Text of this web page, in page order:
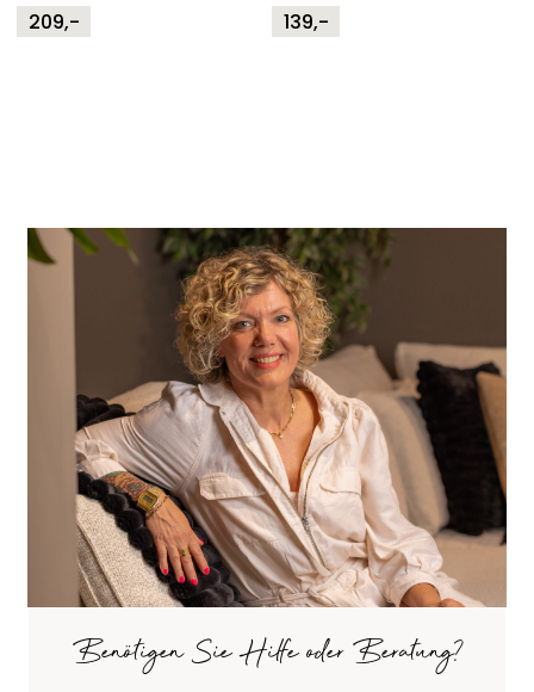
209,- 139,-
Benötigen Sie Hilfe oder Beratung?